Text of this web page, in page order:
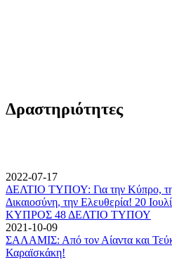
Δραστηριότητες
2022-07-17
ΔΕΛΤΙΟ ΤΥΠΟΥ: Για την Κύπρο,
Δικαιοσύνη, την Ελευθερία! 20
ΚΥΠΡΟΣ 48 ΔΕΛΤΙΟ ΤΥΠΟΥ
2021-10-09
ΣΑΛΑΜΙΣ: Από τον Αίαντα και
Καραϊσκάκη!